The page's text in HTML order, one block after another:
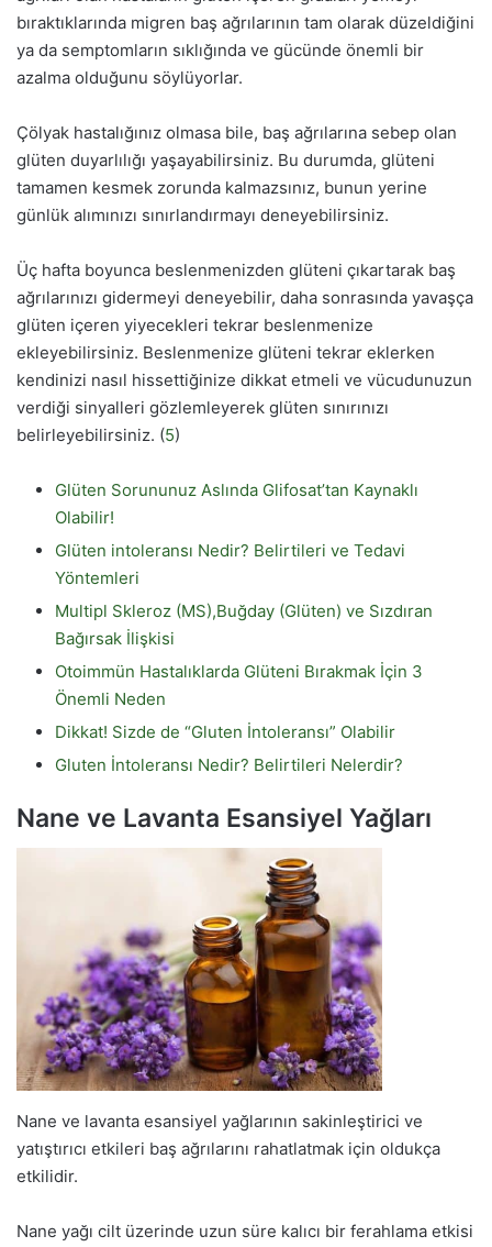
bıraktıklarında migren baş ağrılarının tam olarak düzeldiğini
ya da semptomların sıklığında ve gücünde önemli bir
azalma olduğunu söylüyorlar.
Çölyak hastalığınız olmasa bile, baş ağrılarına sebep olan
glüten duyarlılığı yaşayabilirsiniz. Bu durumda, glüteni
tamamen kesmek zorunda kalmazsınız, bunun yerine
günlük alımınızı sınırlandırmayı deneyebilirsiniz.
Üç hafta boyunca beslenmenizden glüteni çıkartarak baş
ağrılarınızı gidermeyi deneyebilir, daha sonrasında yavaşça
glüten içeren yiyecekleri tekrar beslenmenize
ekleyebilirsiniz. Beslenmenize glüteni tekrar eklerken
kendinizi nasıl hissettiğinize dikkat etmeli ve vücudunuzun
verdiği sinyalleri gözlemleyerek glüten sınırınızı
belirleyebilirsiniz. (5)
Glüten Sorununuz Aslında Glifosat’tan Kaynaklı
Olabilir!
Glüten intoleransı Nedir? Belirtileri ve Tedavi
Yöntemleri
Multipl Skleroz (MS),Buğday (Glüten) ve Sızdıran
Bağırsak İlişkisi
Otoimmün Hastalıklarda Glüteni Bırakmak İçin 3
Önemli Neden
Dikkat! Sizde de “Gluten İntoleransı” Olabilir
Gluten İntoleransı Nedir? Belirtileri Nelerdir?
Nane ve Lavanta Esansiyel Yağları
Nane ve lavanta esansiyel yağlarının sakinleştirici ve
yatıştırıcı etkileri baş ağrılarını rahatlatmak için oldukça
etkilidir.
Nane yağı cilt üzerinde uzun süre kalıcı bir ferahlama etkisi